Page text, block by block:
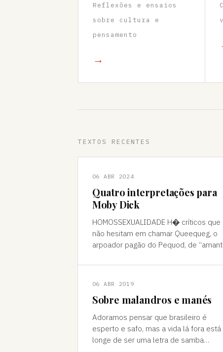
Reflexões e ensaios
sobre cultura e
pensamento
→
TEXTOS RECENTES
06 ABR 2024
Quatro interpretações para
Moby Dick
HOMOSSEXUALIDADE H� críticos que
não hesitam em chamar Queequeg, o
arpoador pagão do Pequod, de
pode ser contestada, mas é
06 ABR 2019
Sobre malandros e manés
Adoramos pensar que brasileiro é
esperto e safo, mas a vida lá fora está
longe de ser uma letra de samba